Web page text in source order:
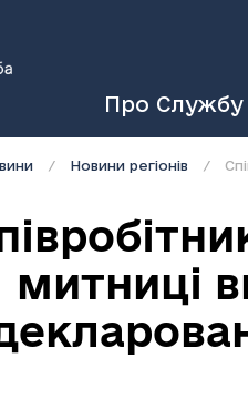
Про Службу
Новини регіонів
митниці